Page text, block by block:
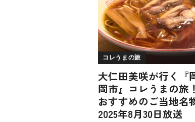
コレうまの旅
大仁田美咲が行く『
岡市』コレうまの旅
おすすめのご当地名
2025年8月30日放送